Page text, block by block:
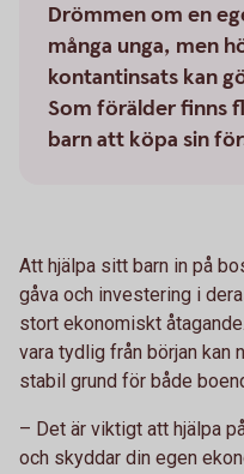
Drömmen om en
många unga, men
kontantinsats kan
Som förälder finns
barn att köpa sin
Att hjälpa sitt barn in på
gåva och investering i
stort ekonomiskt
vara tydlig från början kan
stabil grund för både
– Det är viktigt att hjälpa
och skyddar din egen